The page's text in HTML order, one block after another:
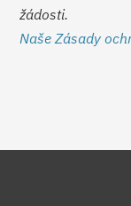
žádosti.
Naše Zásady